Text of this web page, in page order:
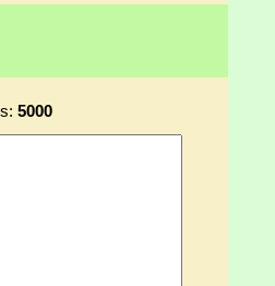
5000